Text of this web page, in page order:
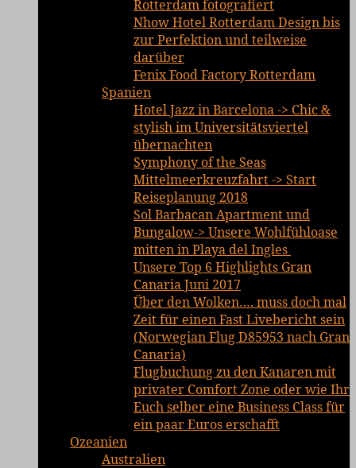
Rotterdam fotografiert
Nhow Hotel Rotterdam Design bis
zur Perfektion und teilweise
darüber
Fenix Food Factory Rotterdam
Spanien
Hotel Jazz in Barcelona -> Chic &
stylish im Universitätsviertel
übernachten
Symphony of the Seas
Mittelmeerkreuzfahrt -> Start
Reiseplanung 2018
Sol Barbacan Apartment und
Bungalow-> Unsere Wohlfühloase
mitten in Playa del Ingles
Unsere Top 6 Highlights Gran
Canaria Juni 2017
Über den Wolken…. muss doch mal
Zeit für einen Fast Livebericht sein
(Norwegian Flug D85953 nach Gran
Canaria)
Flugbuchung zu den Kanaren mit
privater Comfort Zone oder wie Ihr
Euch selber eine Business Class für
ein paar Euros erschafft
Ozeanien
Australien